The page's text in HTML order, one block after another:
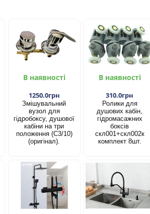
В наявності
1250.0грн
Змішувальний
вузол для
гідробоксу, душової
кабіни на три
положення (С3/10)
(оригінал).
В наявності
310.0грн
Ролики для
душових кабін,
гідромасажних
боксів
скл001+скл002к
комплект 8шт.